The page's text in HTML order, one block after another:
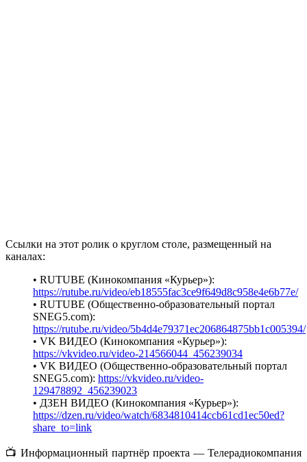
Ссылки на этот ролик о круглом столе, размещенный на
каналах:
• RUTUBE (Кинокомпания «Курьер»):
https://rutube.ru/video/eb18555fac3ce9f649d8c958e4e6b77e/
• RUTUBE (Общественно-образовательный портал
SNEG5.com):
https://rutube.ru/video/5b4d4e79371ec206864875bb1c005394/
• VK ВИДЕО (Кинокомпания «Курьер»):
https://vkvideo.ru/video-214566044_456239034
• VK ВИДЕО (Общественно-образовательный портал
SNEG5.com): https://vkvideo.ru/video-
129478892_456239023
• ДЗЕН ВИДЕО (Кинокомпания «Курьер»):
https://dzen.ru/video/watch/6834810414ccb61cd1ec50ed?
share_to=link
📺 Информационный партнёр проекта — Телерадиокомпания